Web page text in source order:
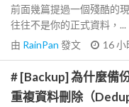
前面幾篇提過一個殘酷的
往往不是你的正式資料，...
由 RainPan 發文 16 小
# [Backup] 為什麼備
重複資料刪除（